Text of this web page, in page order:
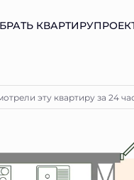
КВАРТИРУ
руб.Ипотекаот 23 163
эту квартиру за 24